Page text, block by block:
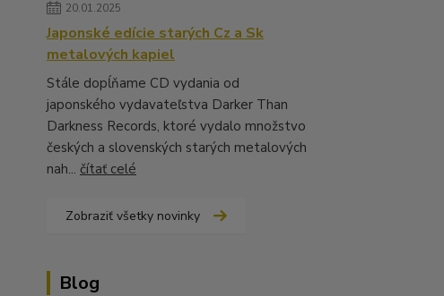
20.01.2025
Japonské edície starých Cz a Sk
metalových kapiel
Stále dopĺňame CD vydania od
japonského vydavateľstva Darker Than
Darkness Records, ktoré vydalo množstvo
českých a slovenských starých metalových
nah... čítať celé
Zobraziť všetky novinky
Blog